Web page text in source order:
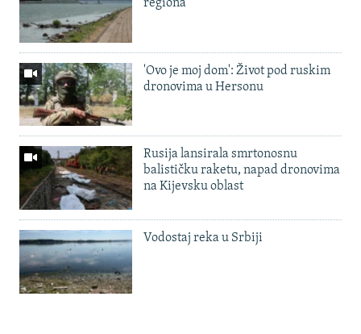
regiona
'Ovo je moj dom': Život pod ruskim
dronovima u Hersonu
Rusija lansirala smrtonosnu
balističku raketu, napad dronovima
na Kijevsku oblast
Vodostaj reka u Srbiji